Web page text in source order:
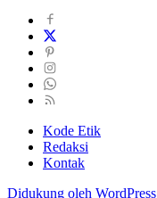
Kode Etik
Redaksi
Kontak
Didukung oleh WordPress